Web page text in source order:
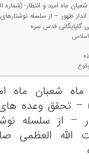
ظهور – از سلسله
گلپایگانی قدس سره
ماه شعبان ماه
۱۱) – تحقق
– از سلسله
الله العظمی